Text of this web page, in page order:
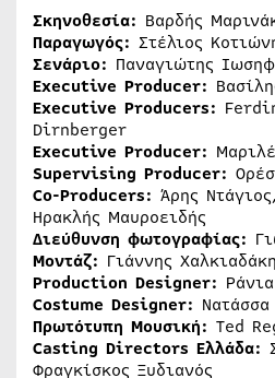
Σκηνοθεσία: Βαρδής
Παραγωγός: Στέλιος
Σενάριο: Παναγιώτης
Executive Producer:
Executive Producers:
Dirnberger
Executive Producer:
Supervising Producer:
Co-Producers: Άρης
Ηρακλής Μαυροειδής
Διεύθυνση φωτογραφίας:
Μοντάζ: Γιάννης
Production Designer:
Costume Designer:
Πρωτότυπη Μουσική: Ted
Casting Directors Ελλάδα:
Φραγκίσκος Ξυδιανός